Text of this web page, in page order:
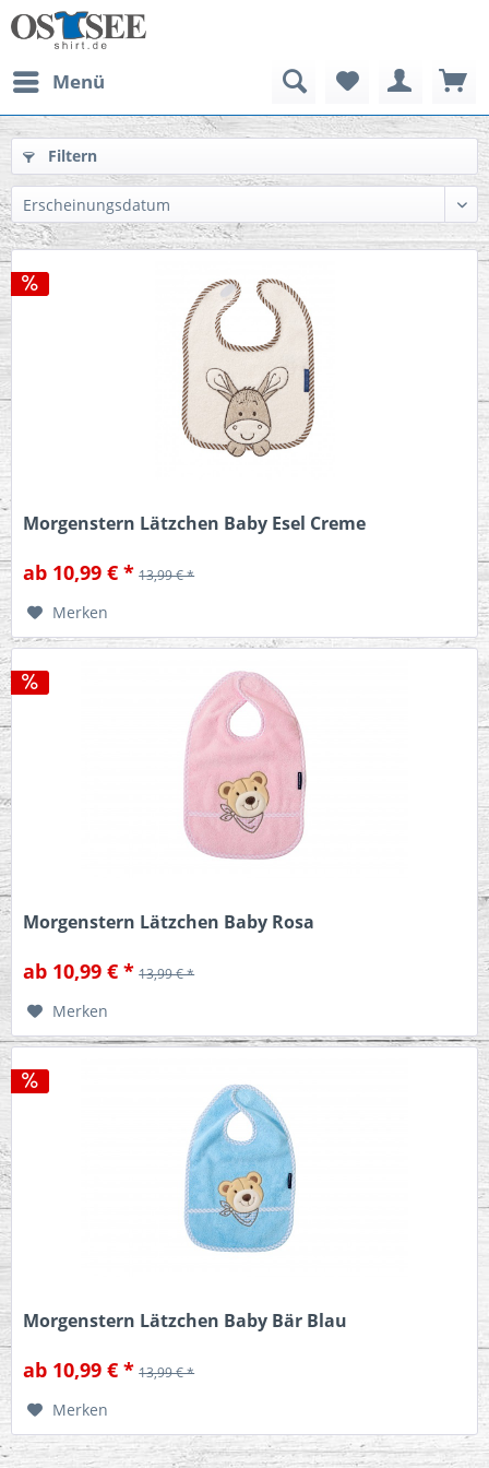
Menü
Filtern
Morgenstern Lätzchen Baby Esel Creme
ab 10,99 € * 13,99 € *
Merken
Morgenstern Lätzchen Baby Rosa
ab 10,99 € * 13,99 € *
Merken
Morgenstern Lätzchen Baby Bär Blau
ab 10,99 € * 13,99 € *
Merken